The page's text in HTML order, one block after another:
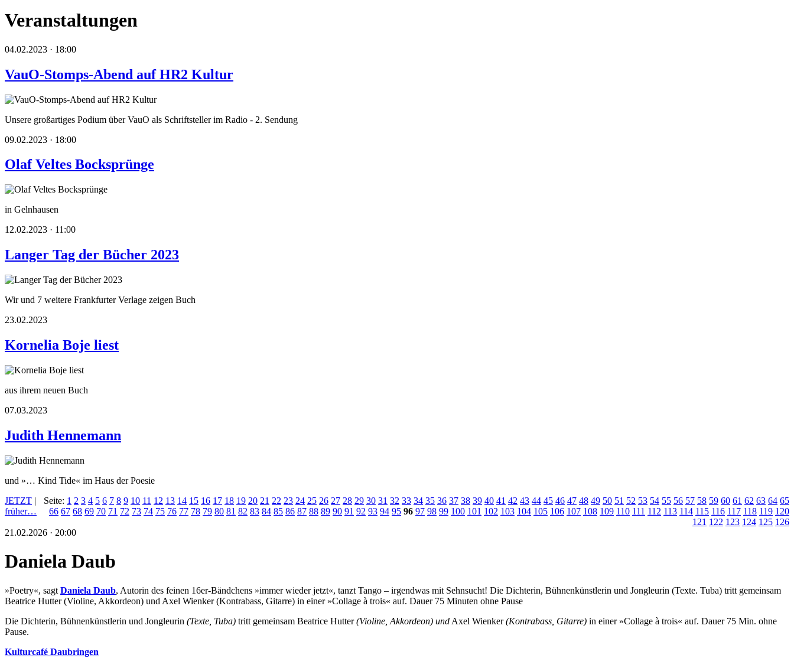
Veranstaltungen
04.02.2023 · 18:00
VauO-Stomps-Abend auf HR2 Kultur
Unsere großartiges Podium über VauO als Schriftsteller im Radio - 2. Sendung
09.02.2023 · 18:00
Olaf Veltes Bocksprünge
in Gelnhausen
12.02.2023 · 11:00
Langer Tag der Bücher 2023
Wir und 7 weitere Frankfurter Verlage zeigen Buch
23.02.2023
Kornelia Boje liest
aus ihrem neuen Buch
07.03.2023
Judith Hennemann
und »… Kind Tide« im Haus der Poesie
JETZT |
früher…
Seite: 1 2 3 4 5 6 7 8 9 10 11 12 13 14 15 16 17 18 19 20 21 22 23 24 25 26 27 28 29 30 31 32 33 34 35 36 37 38 39 40 41 42 43 44 45 46 47 48 49 50 51 52 53 54 55 56 57 58 59 60 61 62 63 64 65
66 67 68 69 70 71 72 73 74 75 76 77 78 79 80 81 82 83 84 85 86 87 88 89 90 91 92 93 94 95 96 97 98 99 100 101 102 103 104 105 106 107 108 109 110 111 112 113 114 115 116 117 118 119 120
121 122 123 124 125 126
21.02.2026 · 20:00
Daniela Daub
»Poetry«, sagt Daniela Daub, Autorin des feinen 16er-Bändchens »immer wieder jetzt«, tanzt Tango – irgendwas mit Sehnsucht! Die Dichterin, Bühnenkünstlerin und Jongleurin (Texte. Tuba) tritt gemeinsam
Beatrice Hutter (Violine, Akkordeon) und Axel Wienker (Kontrabass, Gitarre) in einer »Collage à trois« auf. Dauer 75 Minuten ohne Pause
Die Dichterin, Bühnenkünstlerin und Jongleurin (Texte, Tuba) tritt gemeinsam Beatrice Hutter(Violine, Akkordeon) und Axel Wienker(Kontrabass, Gitarre) in einer »Collage à trois« auf. Dauer 75 Min. ohne
Pause.
Kulturcafé Daubringen